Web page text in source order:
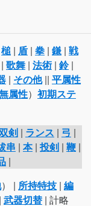
槌 | 盾 | 拳 | 鎌| 戦
歌舞 | 法術| 鈴|
| その他|| 平属性
属性） 初期ステ
剣 | ランス | 弓 |
串 | 本| 投剣 | 鞭 |
|
） | 所持特技 | 編
| 武器切替 | 計略